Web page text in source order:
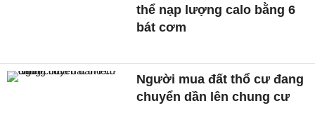
thể nạp lượng calo bằng 6
bát cơm
Người mua đất thổ cư đang
chuyển dần lên chung cư